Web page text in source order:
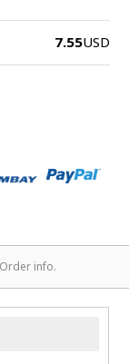
7.55USD
Order info.